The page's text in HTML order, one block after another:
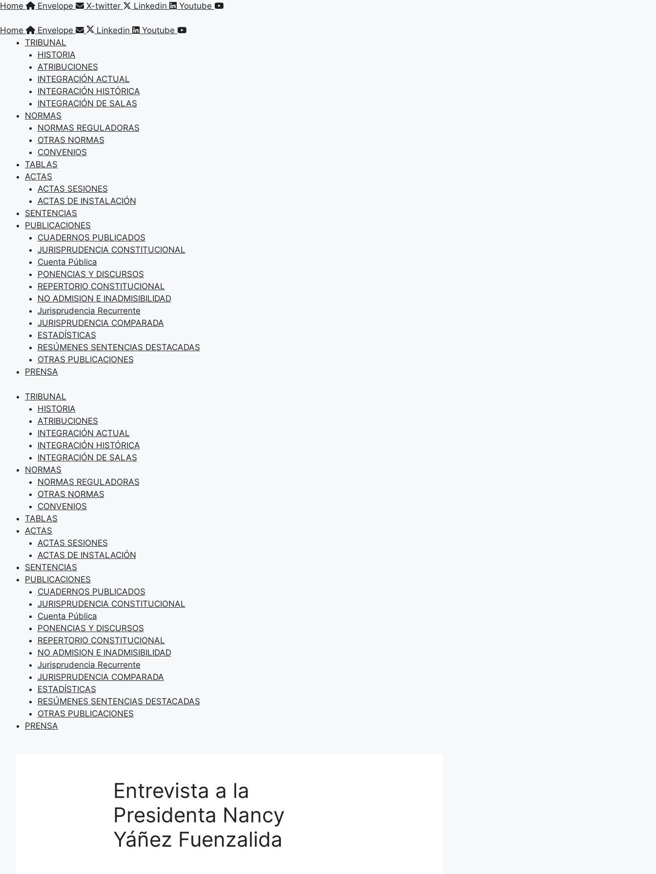
Saltar
contenido
Home Envelope X-twitter Linkedin Youtube
Home Envelope Linkedin
Youtube
TRIBUNAL
HISTORIA
ATRIBUCIONES
INTEGRACIÓN ACTUAL
INTEGRACIÓN HISTÓRICA
INTEGRACIÓN DE SALAS
NORMAS
NORMAS REGULADORAS
OTRAS NORMAS
CONVENIOS
TABLAS
ACTAS
ACTAS SESIONES
ACTAS DE INSTALACIÓN
SENTENCIAS
PUBLICACIONES
CUADERNOS PUBLICADOS
JURISPRUDENCIA CONSTITUCIONAL
Cuenta Pública
PONENCIAS Y DISCURSOS
REPERTORIO CONSTITUCIONAL
NO ADMISION E INADMISIBILIDAD
Jurisprudencia Recurrente
JURISPRUDENCIA COMPARADA
ESTADÍSTICAS
RESÚMENES SENTENCIAS DESTACADAS
OTRAS PUBLICACIONES
PRENSA
TRIBUNAL
HISTORIA
ATRIBUCIONES
INTEGRACIÓN ACTUAL
INTEGRACIÓN HISTÓRICA
INTEGRACIÓN DE SALAS
NORMAS
NORMAS REGULADORAS
OTRAS NORMAS
CONVENIOS
TABLAS
ACTAS
ACTAS SESIONES
ACTAS DE INSTALACIÓN
SENTENCIAS
PUBLICACIONES
CUADERNOS PUBLICADOS
JURISPRUDENCIA CONSTITUCIONAL
Cuenta Pública
PONENCIAS Y DISCURSOS
REPERTORIO CONSTITUCIONAL
NO ADMISION E INADMISIBILIDAD
Jurisprudencia Recurrente
JURISPRUDENCIA COMPARADA
ESTADÍSTICAS
RESÚMENES SENTENCIAS DESTACADAS
OTRAS PUBLICACIONES
PRENSA
Entrevista a la
Presidenta Nancy
Yáñez Fuenzalida